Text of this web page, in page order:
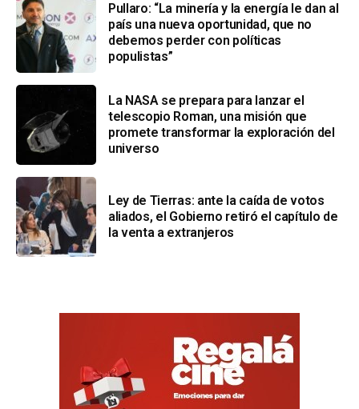
Pullaro: “La minería y la energía le dan al
país una nueva oportunidad, que no
debemos perder con políticas
populistas”
La NASA se prepara para lanzar el
telescopio Roman, una misión que
promete transformar la exploración del
universo
Ley de Tierras: ante la caída de votos
aliados, el Gobierno retiró el capítulo de
la venta a extranjeros